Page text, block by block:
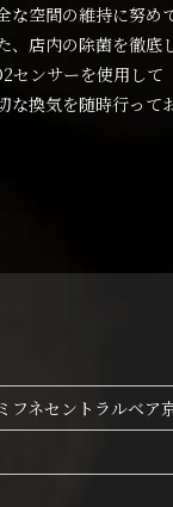
な空間の維持に努
、店内の除菌を徹底
センサーを使用して
な換気を随時行って
フネセントラルベア